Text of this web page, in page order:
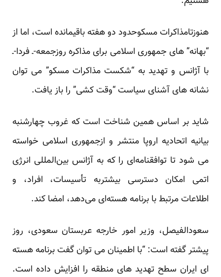
هنوزتامذاکرات مسکوحدود دو هفته باقیمانده است، اما از
“بهانه” های جمهوری اسلامی برای مذاکره روزجمعه-ـ فردا-ـ
با آژانس و تهدید به “شکست مذاکرات مسکو” می توان
نشانه های آشنای سیاست “وقت کشی” را باز یافت.
شاید بر اساس همین شناخت است که غروب چهارشنبه
بیانیه اتحادیه اروپا منتشر و ازجمهوری اسلامی خواسته
می شود تا توافقنامه‌ای را که به آژانس بین‌المللی انرژی
اتمی امکان دسترسی بیشتربه تأسیسات، افراد، و
اطلاعات مرتبط با برنامه هسته‌ای می‌دهد، امضا کند.
سعودالفیصل، وزیر امور خارجه عربستان سعودی، روز
پیشتر گفته است: “با اطمینان می توان گفت برنامه هسته
ای ایران سطح تهدید های منطقه را افزایش داده است.